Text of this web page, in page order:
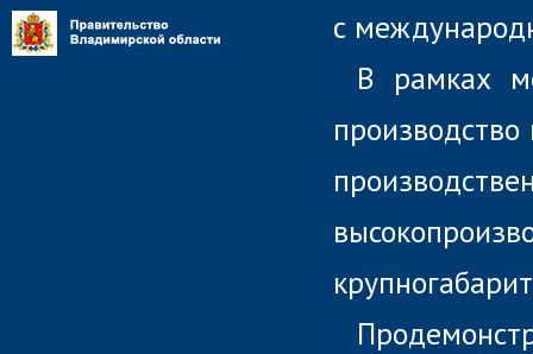
с
В рамках